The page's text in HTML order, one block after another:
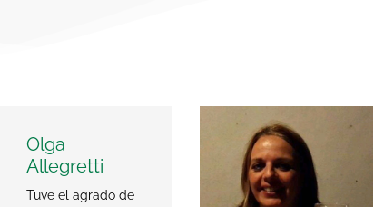
Olga
Allegretti
Tuve el agrado de